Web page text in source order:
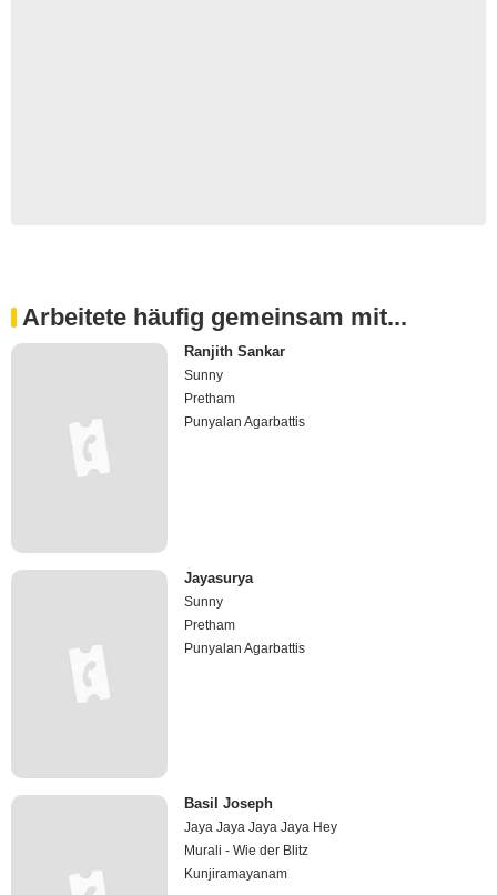
Arbeitete häufig gemeinsam mit...
Ranjith Sankar
Sunny
Pretham
Punyalan Agarbattis
Jayasurya
Sunny
Pretham
Punyalan Agarbattis
Basil Joseph
Jaya Jaya Jaya Jaya Hey
Murali - Wie der Blitz
Kunjiramayanam